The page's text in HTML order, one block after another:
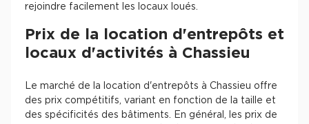
rejoindre facilement les locaux loués.
Prix de la location d'entrepôts et
locaux d'activités à Chassieu
Le marché de la location d'entrepôts à Chassieu offre
des prix compétitifs, variant en fonction de la taille et
des spécificités des bâtiments. En général, les prix de